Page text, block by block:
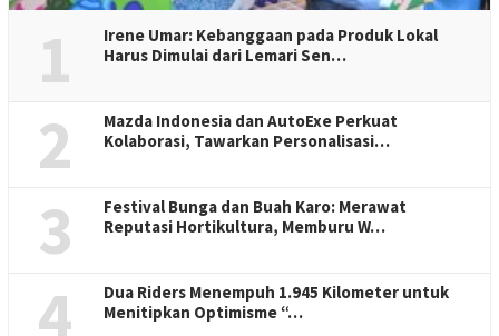
1
Irene Umar: Kebanggaan pada Produk Lokal
Harus Dimulai dari Lemari Sen…
2
Mazda Indonesia dan AutoExe Perkuat
Kolaborasi, Tawarkan Personalisasi…
3
Festival Bunga dan Buah Karo: Merawat
Reputasi Hortikultura, Memburu W…
4
Dua Riders Menempuh 1.945 Kilometer untuk
Menitipkan Optimisme “…